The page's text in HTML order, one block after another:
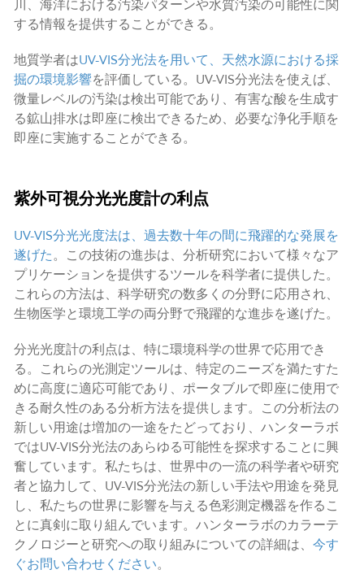
川、海洋における汚染パターンや水質汚染の可能性に関
する情報を提供することができる。
地質学者はUV-VIS分光法を用いて、天然水源における採
掘の環境影響を評価している。UV-VIS分光法を使えば、
微量レベルの汚染は検出可能であり、有害な酸を生成す
る鉱山排水は即座に検出できるため、必要な浄化手順を
即座に実施することができる。
紫外可視分光光度計の利点
UV-VIS分光光度法は、過去数十年の間に飛躍的な発展を
遂げた。この技術の進歩は、分析研究において様々なア
プリケーションを提供するツールを科学者に提供した。
これらの方法は、科学研究の数多くの分野に応用され、
生物医学と環境工学の両分野で飛躍的な進歩を遂げた。
分光光度計の利点は、特に環境科学の世界で応用でき
る。これらの光測定ツールは、特定のニーズを満たすた
めに高度に適応可能であり、ポータブルで即座に使用で
きる耐久性のある分析方法を提供します。この分析法の
新しい用途は増加の一途をたどっており、ハンターラボ
ではUV-VIS分光法のあらゆる可能性を探求することに興
奮しています。私たちは、世界中の一流の科学者や研究
者と協力して、UV-VIS分光法の新しい手法や用途を発見
し、私たちの世界に影響を与える色彩測定機器を作るこ
とに真剣に取り組んでいます。ハンターラボのカラーテ
クノロジーと研究への取り組みについての詳細は、 今す
ぐお問い合わせください。